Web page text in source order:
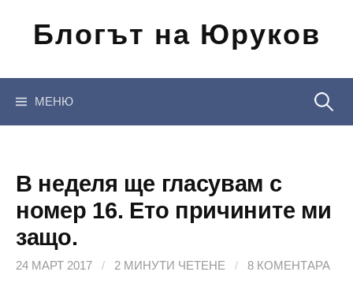
съдържанието
Блогът на Юруков
МЕНЮ
В неделя ще гласувам с
номер 16. Ето причините ми
защо.
24 МАРТ 2017 / 2 МИНУТИ ЧЕТЕНЕ / 8 КОМЕНТАРА